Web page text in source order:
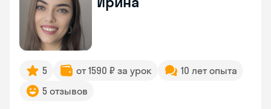
5 от 1590 ₽ за урок
10 лет опыта
5 отзывов